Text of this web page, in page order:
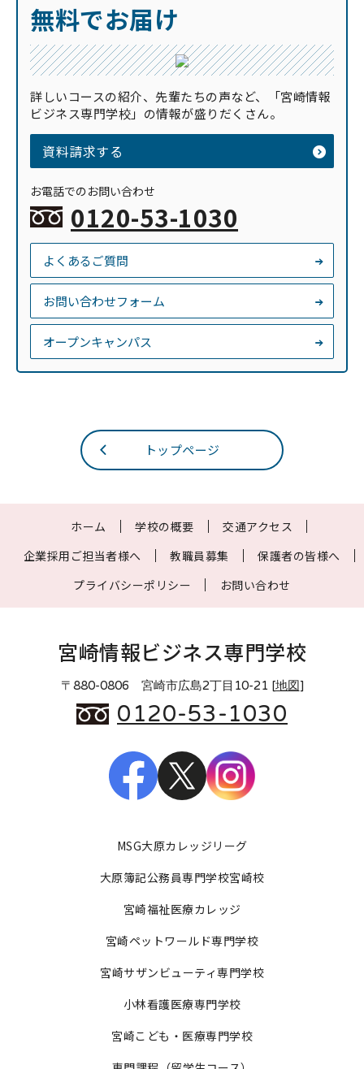
無料でお届け
詳しいコースの紹介、先輩たちの声など、「宮崎情報
ビジネス専門学校」の情報が盛りだくさん。
資料請求する
お電話でのお問い合わせ
0120-53-1030
よくあるご質問
お問い合わせフォーム
オープンキャンパス
トップページ
ホーム 学校の概要
交通アクセス
企業採用ご担当者様へ
教職員募集
保護者の皆様へ
プライバシーポリシー
お問い合わせ
宮崎情報ビジネス専門学校
〒880-0806 宮崎市広島2丁目10-21 [地図]
0120-53-1030
MSG大原カレッジリーグ
大原簿記公務員専門学校宮崎校
宮崎福祉医療カレッジ
宮崎ペットワールド専門学校
宮崎サザンビューティ専門学校
小林看護医療専門学校
宮崎こども・医療専門学校